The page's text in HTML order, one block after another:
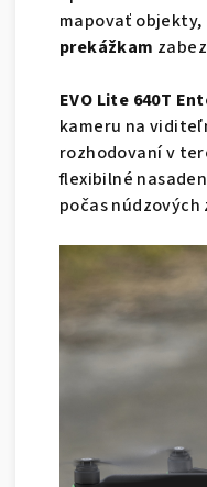
mapovať
prekážkam
EVO Lite 640T
kameru na
rozhodovaní v
flexibilné
počas núdzových